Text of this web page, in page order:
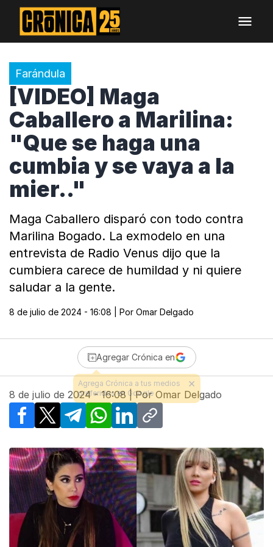
Farándula
[VIDEO] Maga
Caballero a Marilina:
"Que se haga una
cumbia y se vaya a la
mier.."
Maga Caballero disparó con todo contra
Marilina Bogado. La exmodelo en una
entrevista de Radio Venus dijo que la
cumbiera carece de humildad y ni quiere
saludar a la gente.
8 de julio de 2024 - 16:08 | Por Omar Delgado
Agregar Crónica en
8 de julio de 2024 - 16:08 | PorOmar Delgado
Facebook
X TelegramWhatsApp
LinkedInCopy link